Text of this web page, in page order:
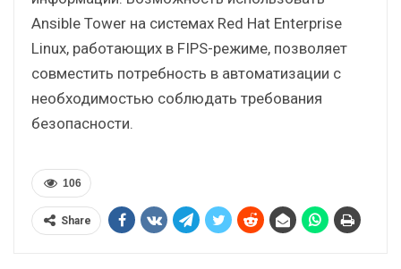
Ansible Tower на системах Red Hat Enterprise
Linux, работающих в FIPS-режиме, позволяет
совместить потребность в автоматизации с
необходимостью соблюдать требования
безопасности.
106
Share